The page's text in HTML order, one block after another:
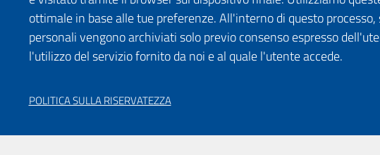
ottimale in base alle tue preferenze. All'interno di questo
personali vengono archiviati solo previo consenso espresso
l'utilizzo del servizio fornito da noi e al quale l'utente accede.
POLITICA SULLA RISERVATEZZA